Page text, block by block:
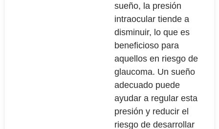
sueño, la presión
intraocular tiende a
disminuir, lo que es
beneficioso para
aquellos en riesgo de
glaucoma. Un sueño
adecuado puede
ayudar a regular esta
presión y reducir el
riesgo de desarrollar